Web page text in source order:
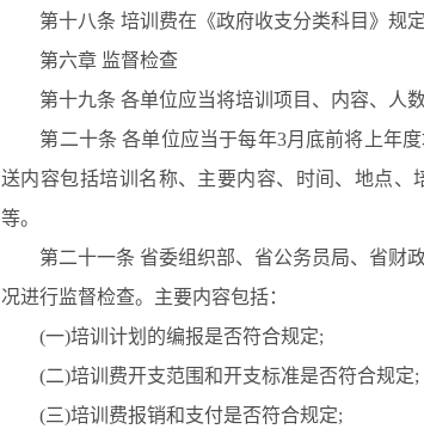
第十八条 培训费在《政府收支分类科目》规
第六章 监督检查
第十九条 各单位应当将培训项目、内容、人
第二十条 各单位应当于每年3月底前将上年
送内容包括培训名称、主要内容、时间、地点
等。
第二十一条 省委组织部、省公务员局、省财
况进行监督检查。主要内容包括：
(一)培训计划的编报是否符合规定;
(二)培训费开支范围和开支标准是否符合规定;
(三)培训费报销和支付是否符合规定;